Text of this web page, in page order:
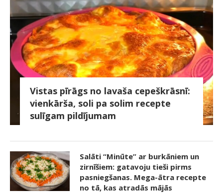
Vistas pīrāgs no lavaša cepeškrāsnī:
vienkārša, soli pa solim recepte
sulīgam pildījumam
Salāti “Minūte” ar burkāniem un
zirnīšiem: gatavoju tieši pirms
pasniegšanas. Mega-ātra recepte
no tā, kas atradās mājās